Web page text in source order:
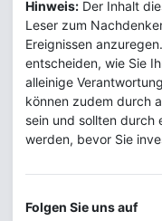
Hinweis: Der Inhalt
Leser zum
Ereignissen
entscheiden, wie Sie
alleinige
können zudem durch
sein und sollten durch
werden, bevor Sie
Folgen Sie uns auf